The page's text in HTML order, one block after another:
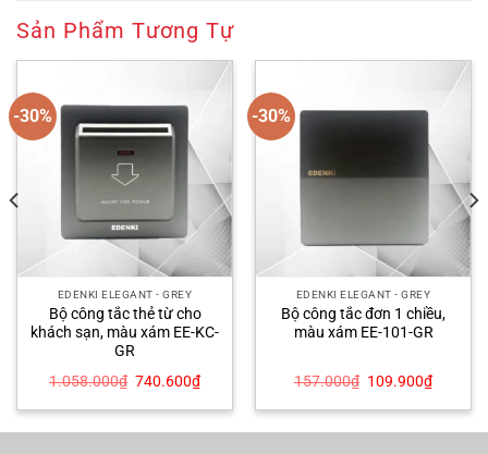
Sản Phẩm Tương Tự
-30%
EDENKI ELEGANT - GREY
Bộ công tắc thẻ từ cho
khách sạn, màu xám EE-KC-
GR
1.058.000₫ Giá
là:
740.600₫Giá
hiện
tại
740.600₫.
-30%
EDENKI ELEGANT - GREY
Bộ công tắc đơn 1 chiều,
màu xám EE-101-GR
157.000₫ Giá
là:
109.900₫Giá
hiện
tại